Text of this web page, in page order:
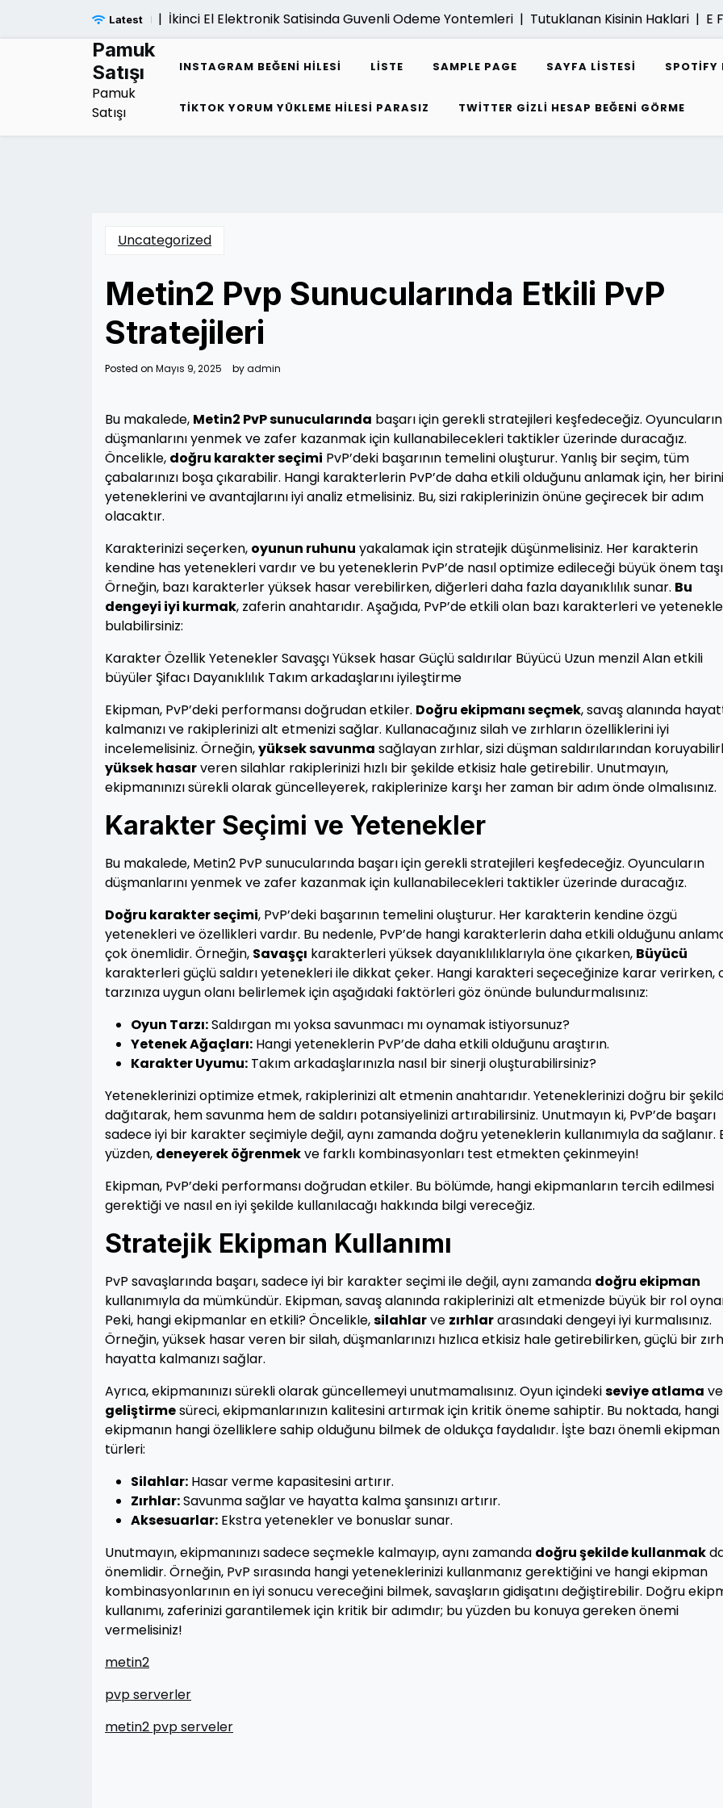
Latest İkinci El Elektronik Satisinda Guvenli Odeme Yontemleri |Tutuklanan Kisinin Haklari |E
Pamuk
Satışı
Pamuk
Satışı
INSTAGRAM BEĞENI HILESI LISTE SAMPLE PAGE SAYFA LISTESI SPOTIFY
TIKTOK YORUM YÜKLEME HILESI PARASIZ TWITTER GIZLI HESAP BEĞENI GÖRME
Uncategorized
Metin2 Pvp Sunucularında Etkili PvP
Stratejileri
Posted on Mayıs 9, 2025 byadmin
Bu makalede, Metin2 PvP sunucularında başarı için gerekli stratejileri keşfedeceğiz. Oyuncuların
düşmanlarını yenmek ve zafer kazanmak için kullanabilecekleri taktikler üzerinde duracağız.
Öncelikle, doğru karakter seçimi PvP’deki başarının temelini oluşturur. Yanlış bir seçim, tüm
çabalarınızı boşa çıkarabilir. Hangi karakterlerin PvP’de daha etkili olduğunu anlamak için, her
yeteneklerini ve avantajlarını iyi analiz etmelisiniz. Bu, sizi rakiplerinizin önüne geçirecek bir adım
olacaktır.
Karakterinizi seçerken, oyunun ruhunu yakalamak için stratejik düşünmelisiniz. Her karakterin
kendine has yetenekleri vardır ve bu yeteneklerin PvP’de nasıl optimize edileceği büyük önem
Örneğin, bazı karakterler yüksek hasar verebilirken, diğerleri daha fazla dayanıklılık sunar. Bu
dengeyi iyi kurmak, zaferin anahtarıdır. Aşağıda, PvP’de etkili olan bazı karakterleri ve
bulabilirsiniz:
Karakter Özellik Yetenekler Savaşçı Yüksek hasar Güçlü saldırılar Büyücü Uzun menzil Alan etkili
büyüler Şifacı Dayanıklılık Takım arkadaşlarını iyileştirme
Ekipman, PvP’deki performansı doğrudan etkiler. Doğru ekipmanı seçmek, savaş alanında
kalmanızı ve rakiplerinizi alt etmenizi sağlar. Kullanacağınız silah ve zırhların özelliklerini iyi
incelemelisiniz. Örneğin,yüksek savunma sağlayan zırhlar, sizi düşman saldırılarından
yüksek hasarveren silahlar rakiplerinizi hızlı bir şekilde etkisiz hale getirebilir. Unutmayın,
ekipmanınızı sürekli olarak güncelleyerek, rakiplerinize karşı her zaman bir adım önde olmalısınız.
Karakter Seçimi ve Yetenekler
Bu makalede, Metin2 PvP sunucularında başarı için gerekli stratejileri keşfedeceğiz. Oyuncuların
düşmanlarını yenmek ve zafer kazanmak için kullanabilecekleri taktikler üzerinde duracağız.
Doğru karakter seçimi, PvP’deki başarının temelini oluşturur. Her karakterin kendine özgü
yetenekleri ve özellikleri vardır. Bu nedenle, PvP’de hangi karakterlerin daha etkili olduğunu
çok önemlidir. Örneğin, Savaşçı karakterleri yüksek dayanıklılıklarıyla öne çıkarken, Büyücü
karakterleri güçlü saldırı yetenekleri ile dikkat çeker. Hangi karakteri seçeceğinize karar verirken,
tarzınıza uygun olanı belirlemek için aşağıdaki faktörleri göz önünde bulundurmalısınız:
Oyun Tarzı:Saldırgan mı yoksa savunmacı mı oynamak istiyorsunuz?
Yetenek Ağaçları: Hangi yeteneklerin PvP’de daha etkili olduğunu araştırın.
Karakter Uyumu: Takım arkadaşlarınızla nasıl bir sinerji oluşturabilirsiniz?
Yeteneklerinizi optimize etmek, rakiplerinizi alt etmenin anahtarıdır. Yeteneklerinizi doğru bir
dağıtarak, hem savunma hem de saldırı potansiyelinizi artırabilirsiniz. Unutmayın ki, PvP’de başarı
sadece iyi bir karakter seçimiyle değil, aynı zamanda doğru yeteneklerin kullanımıyla da sağlanır.
yüzden, deneyerek öğrenmekve farklı kombinasyonları test etmekten çekinmeyin!
Ekipman, PvP’deki performansı doğrudan etkiler. Bu bölümde, hangi ekipmanların tercih edilmesi
gerektiği ve nasıl en iyi şekilde kullanılacağı hakkında bilgi vereceğiz.
Stratejik Ekipman Kullanımı
PvP savaşlarında başarı, sadece iyi bir karakter seçimi ile değil, aynı zamanda doğru ekipman
kullanımıyla da mümkündür. Ekipman, savaş alanında rakiplerinizi alt etmenizde büyük bir rol
Peki, hangi ekipmanlar en etkili? Öncelikle,silahlarve zırhlararasındaki dengeyi iyi kurmalısınız.
Örneğin, yüksek hasar veren bir silah, düşmanlarınızı hızlıca etkisiz hale getirebilirken, güçlü bir
hayatta kalmanızı sağlar.
Ayrıca, ekipmanınızı sürekli olarak güncellemeyi unutmamalısınız. Oyun içindekiseviye atlama ve
geliştirmesüreci, ekipmanlarınızın kalitesini artırmak için kritik öneme sahiptir. Bu noktada, hangi
ekipmanın hangi özelliklere sahip olduğunu bilmek de oldukça faydalıdır. İşte bazı önemli ekipman
türleri:
Silahlar: Hasar verme kapasitesini artırır.
Zırhlar:Savunma sağlar ve hayatta kalma şansınızı artırır.
Aksesuarlar: Ekstra yetenekler ve bonuslar sunar.
Unutmayın, ekipmanınızı sadece seçmekle kalmayıp, aynı zamanda doğru şekilde kullanmak
önemlidir. Örneğin, PvP sırasında hangi yeteneklerinizi kullanmanız gerektiğini ve hangi ekipman
kombinasyonlarının en iyi sonucu vereceğini bilmek, savaşların gidişatını değiştirebilir. Doğru
kullanımı, zaferinizi garantilemek için kritik bir adımdır; bu yüzden bu konuya gereken önemi
vermelisiniz!
metin2
pvp serverler
metin2 pvp serveler